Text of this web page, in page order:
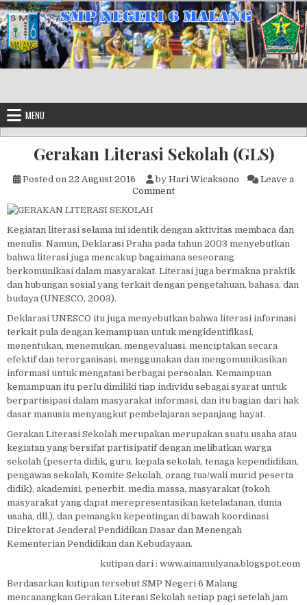
Skip to content
MENU
Gerakan Literasi Sekolah (GLS)
Posted on 22 August 2016 by Hari Wicaksono
Leave a
Commenton Gerakan Literasi Sekolah
Kegiatan literasi selama ini identik dengan aktivitas membaca dan
menulis. Namun, Deklarasi Praha pada tahun 2003 menyebutkan
bahwa literasi juga mencakup bagaimana seseorang
berkomunikasi dalam masyarakat. Literasi juga bermakna praktik
dan hubungan sosial yang terkait dengan pengetahuan, bahasa, dan
budaya (UNESCO, 2003).
Deklarasi UNESCO itu juga menyebutkan bahwa literasi informasi
terkait pula dengan kemampuan untuk mengidentifikasi,
menentukan, menemukan, mengevaluasi, menciptakan secara
efektif dan terorganisasi, menggunakan dan mengomunikasikan
informasi untuk mengatasi berbagai persoalan. Kemampuan
kemampuan itu perlu dimiliki tiap individu sebagai syarat untuk
berpartisipasi dalam masyarakat informasi, dan itu bagian dari hak
dasar manusia menyangkut pembelajaran sepanjang hayat.
Gerakan Literasi Sekolah merupakan merupakan suatu usaha atau
kegiatan yang bersifat partisipatif dengan melibatkan warga
sekolah (peserta didik, guru, kepala sekolah, tenaga kependidikan,
pengawas sekolah, Komite Sekolah, orang tua/wali murid peserta
didik), akademisi, penerbit, media massa, masyarakat (tokoh
masyarakat yang dapat merepresentasikan keteladanan, dunia
usaha, dll.), dan pemangku kepentingan di bawah koordinasi
Direktorat Jenderal Pendidikan Dasar dan Menengah
Kementerian Pendidikan dan Kebudayaan.
kutipan dari : www.ainamulyana.blogspot.com
Berdasarkan kutipan tersebut SMP Negeri 6 Malang
mencanangkan Gerakan Literasi Sekolah setiap pagi setelah jam